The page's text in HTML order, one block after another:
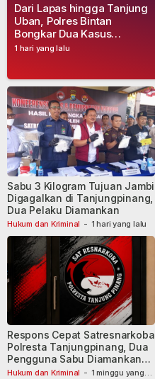
1 hari yang lalu
Dari Lapas hingga Tanjung
Uban, Polres Bintan
Bongkar Dua Kasus
Narkoba, Empat Tersangka
Hukum dan Kriminal - 1 hari yang lalu
Sabu 3 Kilogram Tujuan Jambi
Digagalkan di Tanjungpinang,
Dua Pelaku Diamankan
Hukum dan Kriminal - 1 minggu yang
Respons Cepat Satresnarkoba
Polresta Tanjungpinang, Dua
Pengguna Sabu Diamankan
Usai Dilaporkan ke Call Center